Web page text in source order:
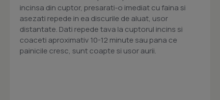
incinsa din cuptor, presarati-o imediat cu faina si
asezati repede in ea discurile de aluat, usor
distantate. Dati repede tava la cuptorul incins si
coaceti aproximativ 10-12 minute sau pana ce
painicile cresc, sunt coapte si usor aurii.